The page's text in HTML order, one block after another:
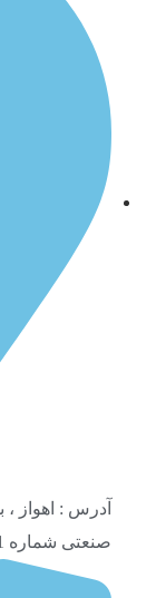
آدرس : اهواز ،
صنعتی شماره 1 ، ساختمان مهندسی طبقه 2 واحد 18